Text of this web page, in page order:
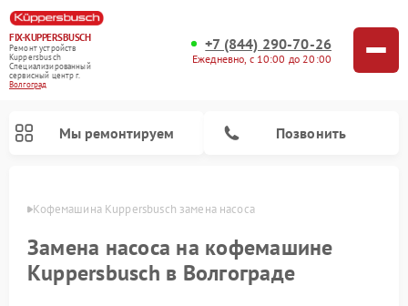
FIX-KUPPERSBUSCH
Ремонт устройств
Kuppersbusch
Специализированный
cервисный центр г.
Волгоград
+7 (844) 290-70-26
Ежедневно, с 10:00 до 20:00
Мы ремонтируем Позвонить
Кофемашина Kuppersbusch замена насоса
Замена насоса на кофемашине
Kuppersbusch в Волгограде